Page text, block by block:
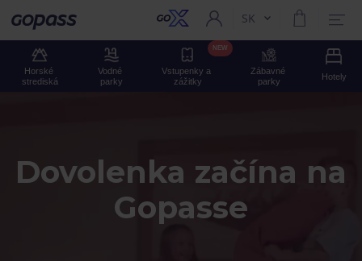
Gopass Aktuální jazyk:
SK
Horské
strediská
Vodné
parky
Vstupenky a
zážitky
NEW
Zábavné
parky
Hotely
Dovolenka začína na
Gopasse